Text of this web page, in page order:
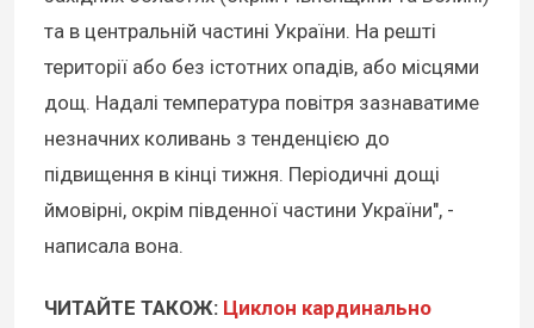
та в центральній частині України. На решті
території або без істотних опадів, або місцями
дощ. Надалі температура повітря зазнаватиме
незначних коливань з тенденцією до
підвищення в кінці тижня. Періодичні дощі
ймовірні, окрім південної частини України", -
написала вона.
ЧИТАЙТЕ ТАКОЖ: Циклон кардинально